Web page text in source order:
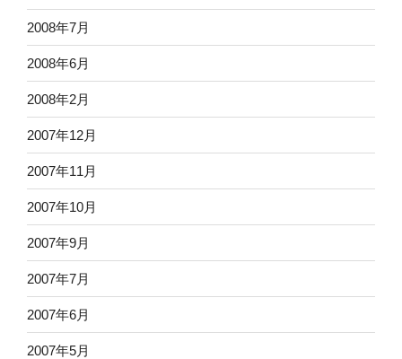
2008年7月
2008年6月
2008年2月
2007年12月
2007年11月
2007年10月
2007年9月
2007年7月
2007年6月
2007年5月